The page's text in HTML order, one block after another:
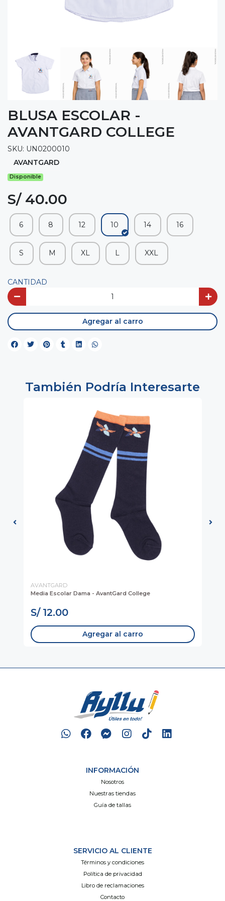
BLUSA ESCOLAR -
AVANTGARD COLLEGE
SKU: UN0200010
AVANTGARD
Disponible
S/ 40.00
6 8 12 10 14 16
S M XL L XXL
CANTIDAD
Agregar al carro
También Podría Interesarte
AVANTGARD
Media Escolar Dama - AvantGard College
S/ 12.00
Agregar al carro
INFORMACIÓN
Nosotros
Nuestras tiendas
Guía de tallas
SERVICIO AL CLIENTE
Términos y condiciones
Política de privacidad
Libro de reclamaciones
Contacto